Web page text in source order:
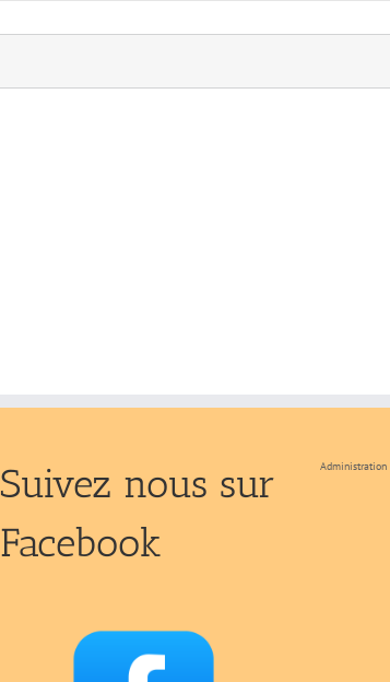
Suivez nous sur
Facebook
Administration